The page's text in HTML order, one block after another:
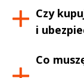
Czy
i
Co